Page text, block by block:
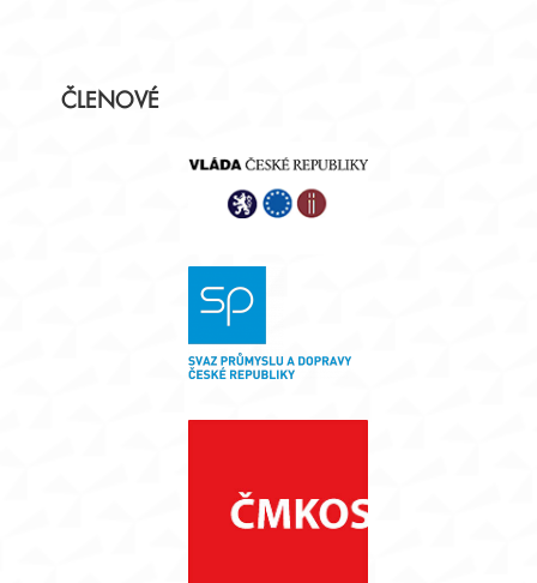
ČLENOVÉ